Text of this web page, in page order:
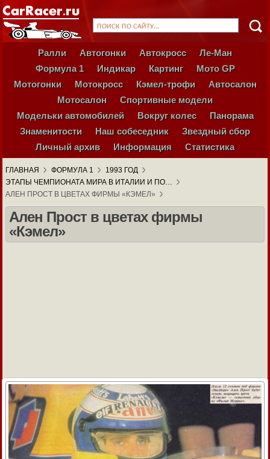
Ралли Автогонки Автокросс
Ле-Ман
Формула 1
Индикар Картинг
Мото GP
Мотогонки
Мотокросс Кэмел-трофи
Автосалон
Мотосалон
Спортивные модели
Модельки автомобилей
Вокруг колес
Панорама
Знаменитости
Наш собеседник
Звездный сбор
Личный архив
Информация Статистика
ГЛАВНАЯ ФОРМУЛА 1
1993 ГОД
ЭТАПЫ ЧЕМПИОНАТА МИРА В ИТАЛИИ И ПО…
АЛЕН ПРОСТ В ЦВЕТАХ ФИРМЫ «КЭМЕЛ»
Ален Прост в цветах фирмы
«Кэмел»